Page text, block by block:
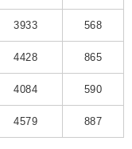
3933 568
4428 865
4084 590
4579 887